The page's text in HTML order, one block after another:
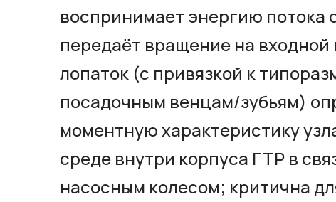
воспринимает энергию потока
передаёт вращение на входной
лопаток (с привязкой к
посадочным венцам/зубьям)
моментную характеристику
среде внутри корпуса ГТР в
насосным колесом; критична